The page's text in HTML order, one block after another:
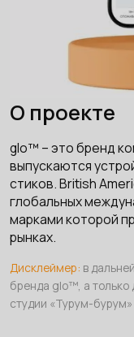
О проекте
glo™ – это бренд
выпускаются
стиков. British
глобальных
марками которой
рынках.
Дисклеймер: в
бренда glo™, а
студии «Турум-